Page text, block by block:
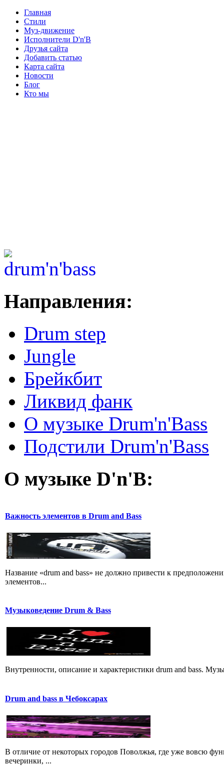
Главная
Стили
Муз-движение
Исполнители D'n'B
Друзья сайта
Добавить статью
Карта сайта
Новости
Блог
Кто мы
Направления:
Drum step
Jungle
Брейкбит
Ликвид фанк
О музыке Drum'n'Bass
Подстили Drum'n'Bass
О музыке D'n'B:
Важность элементов в Drum and Bass
Название «drum and bass» не должно привести к
элементов...
Музыковедение Drum & Bass
Внутренности, описание и характеристики drum and bass.
Drum and bass в Чебоксарах
В отличие от некоторых городов Поволжья, где уже вовсю
вечеринки, ...